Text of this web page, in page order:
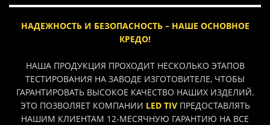
НАДЕЖНОСТЬ И БЕЗОПАСНОСТЬ – НАШЕ ОСНОВНОЕ
КРЕДО!
НАША ПРОДУКЦИЯ ПРОХОДИТ НЕСКОЛЬКО ЭТАПОВ
ТЕСТИРОВАНИЯ НА ЗАВОДЕ ИЗГОТОВИТЕЛЕ, ЧТОБЫ
ГАРАНТИРОВАТЬ ВЫСОКОЕ КАЧЕСТВО НАШИХ ИЗДЕЛИЙ.
ЭТО ПОЗВОЛЯЕТ КОМПАНИИ LED TIVПРЕДОСТАВЛЯТЬ
НАШИМ КЛИЕНТАМ 12-МЕСЯЧНУЮ ГАРАНТИЮ НА ВСЕ